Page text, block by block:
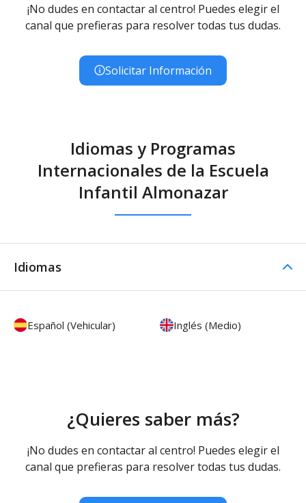
¡No dudes en contactar al centro! Puedes elegir el
canal que prefieras para resolver todas tus dudas.
Solicitar Información
Idiomas y Programas
Internacionales de la Escuela
Infantil Almonazar
Idiomas
Español (Vehicular) Inglés (Medio)
¿Quieres saber más?
¡No dudes en contactar al centro! Puedes elegir el
canal que prefieras para resolver todas tus dudas.